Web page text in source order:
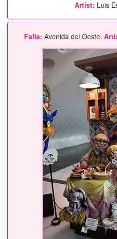
Artist: Luis
Falla: Avenida del Oeste.